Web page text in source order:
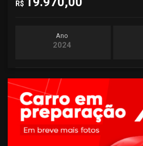
R$
Ano
2024